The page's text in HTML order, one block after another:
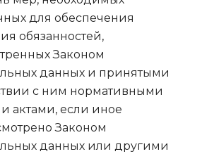
для обеспечения
обязанностей,
Законом
данных и принятыми
с ним нормативными
актами, если иное
Законом
данных или другими